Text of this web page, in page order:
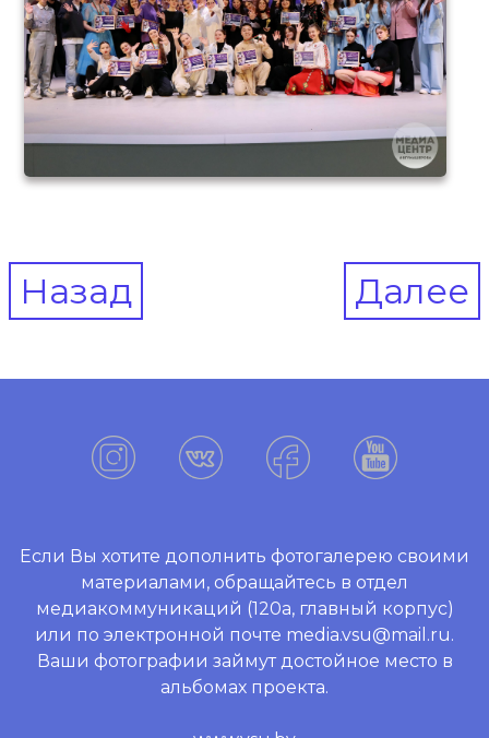
Post
navigation
Назад Далее
Если Вы хотите дополнить фотогалерею своими
материалами, обращайтесь в отдел
медиакоммуникаций (120а, главный корпус)
или по электронной почте media.vsu@mail.ru.
Ваши фотографии займут достойное место в
альбомах проекта.